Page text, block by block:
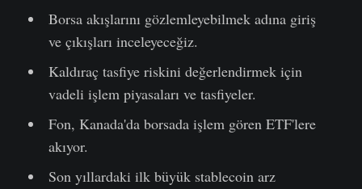
Borsa akışlarını gözlemleyebilmek adına giriş
ve çıkışları inceleyeceğiz.
Kaldıraç tasfiye riskini değerlendirmek için
vadeli işlem piyasaları ve tasfiyeler.
Fon, Kanada'da borsada işlem gören ETF'lere
akıyor.
Son yıllardaki ilk büyük stablecoin arz